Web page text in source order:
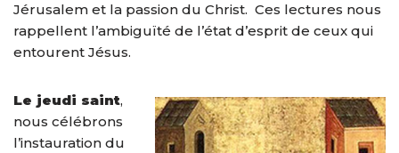
Jérusalem et la passion du Christ. Ces lectures nous
rappellent l’ambiguïté de l’état d’esprit de ceux qui
entourent Jésus.
Le jeudi saint,
nous célébrons
l’instauration du